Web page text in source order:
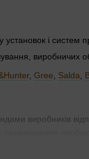
і систем
виробничих
, Gree Salda
виробників